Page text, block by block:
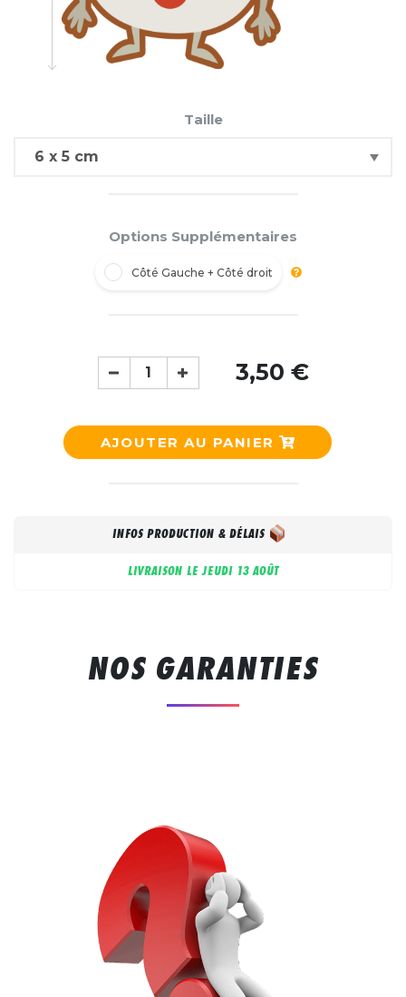
Taille
Options Supplémentaires
Côté Gauche + Côté droit
3,50 €
AJOUTER AU PANIER
INFOS PRODUCTION & DÉLAIS
LIVRAISON LEJEUDI 13 AOÛT
NOS GARANTIES